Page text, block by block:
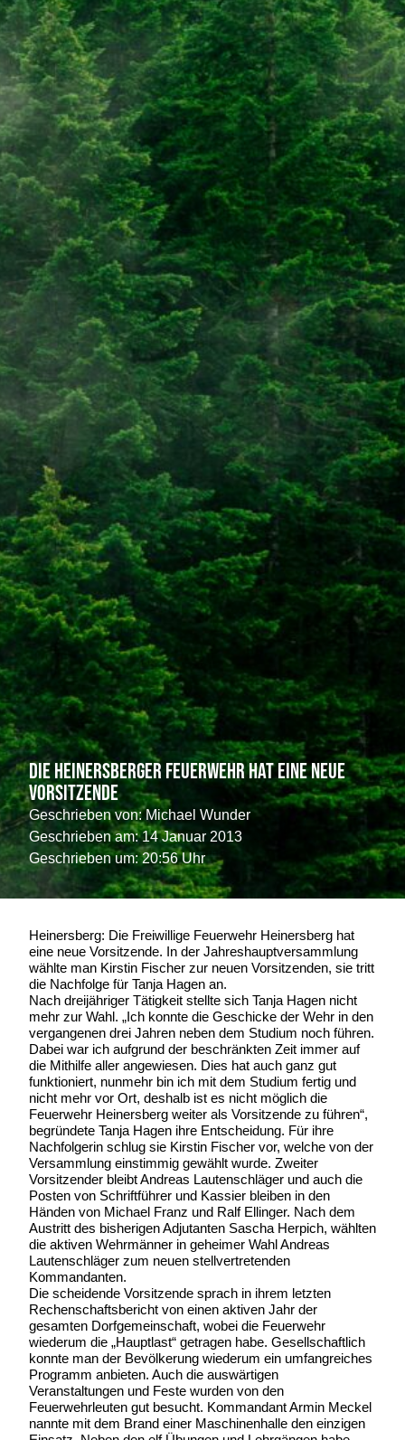
Die Heinersberger Feuerwehr hat eine neue
Vorsitzende
Geschrieben von:Michael Wunder
Geschrieben am: 14 Januar 2013
Geschrieben um: 20:56 Uhr
Heinersberg: Die Freiwillige Feuerwehr Heinersberg hat
eine neue Vorsitzende. In der Jahreshauptversammlung
wählte man Kirstin Fischer zur neuen Vorsitzenden, sie tritt
die Nachfolge für Tanja Hagen an.
Nach dreijähriger Tätigkeit stellte sich Tanja Hagen nicht
mehr zur Wahl. „Ich konnte die Geschicke der Wehr in den
vergangenen drei Jahren neben dem Studium noch führen.
Dabei war ich aufgrund der beschränkten Zeit immer auf
die Mithilfe aller angewiesen. Dies hat auch ganz gut
funktioniert, nunmehr bin ich mit dem Studium fertig und
nicht mehr vor Ort, deshalb ist es nicht möglich die
Feuerwehr Heinersberg weiter als Vorsitzende zu führen“,
begründete Tanja Hagen ihre Entscheidung. Für ihre
Nachfolgerin schlug sie Kirstin Fischer vor, welche von der
Versammlung einstimmig gewählt wurde. Zweiter
Vorsitzender bleibt Andreas Lautenschläger und auch die
Posten von Schriftführer und Kassier bleiben in den
Händen von Michael Franz und Ralf Ellinger. Nach dem
Austritt des bisherigen Adjutanten Sascha Herpich, wählten
die aktiven Wehrmänner in geheimer Wahl Andreas
Lautenschläger zum neuen stellvertretenden
Kommandanten.
Die scheidende Vorsitzende sprach in ihrem letzten
Rechenschaftsbericht von einen aktiven Jahr der
gesamten Dorfgemeinschaft, wobei die Feuerwehr
wiederum die „Hauptlast“ getragen habe. Gesellschaftlich
konnte man der Bevölkerung wiederum ein umfangreiches
Programm anbieten. Auch die auswärtigen
Veranstaltungen und Feste wurden von den
Feuerwehrleuten gut besucht. Kommandant Armin Meckel
nannte mit dem Brand einer Maschinenhalle den einzigen